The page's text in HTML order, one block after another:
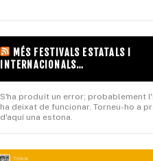
MÉS FESTIVALS ESTATALS I
INTERNACIONALS…
S'ha produït un error; probablement
ha deixat de funcionar. Torneu-ho a
d'aquí una estona.